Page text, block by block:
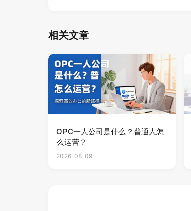
相关文章
OPC一人公司是什么？普通人怎
么运营？
2026-08-09